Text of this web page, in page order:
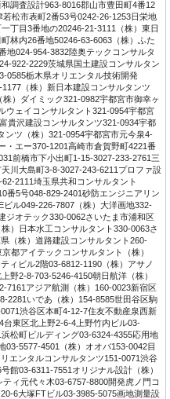
調査設計963-8016郡山市豊田町4番12
松市表町2番53号0242-26-1253日栄地
丁目3番地の20246-21-3111（株）東日
林内26番地50246-63-6063（株）ふた
地024-954-3832陸奥テックコンサルタ
922-2229茨城県国土建設コンサルタン
0585栃木県オリエンタル技術開発
（株）新日本建設コンサルタンツ
）ダイミック321-0982宇都宮市御幸ヶ
ウェイコンサルタント321-0954宇都宮
貴沢建設コンサルタンツ321-0934宇都
ンツ（株）321-0954宇都宮市元今泉4-
・エー370-1201高崎市倉賀野町4221番
前橋市下小出町1-15-3027-233-2761三
川大島町3-8-3027-243-6211プロファ設
2111埼玉県共和コンサルタント
番5号048-829-2401砂防エンジニアリン
ル049-226-7807（株）大洋画地332-
ジオテック330-0062さいたま市浦和区
）日本水工コンサルタント330-0063さ
（株）道路建設コンサルタント260-
都アイテックコンサルタント（株）
ィビル2階03-6812-1190（株）アサノ
野2-8-703-5246-4150朝日航洋（株）
7161アジア航測（株）160-0023新宿区
2281いであ（株）154-8585世田谷区駒
渋谷区本町4-12-7住友不動産泉西新
台東区北上野2-6-4上野竹内ビル03-
松町ビルディング03-6324-4355応用地
03-5577-4501（株）オオバ153-0042目
エンタルコンサルタンツ151-0071渋谷
館03-6311-7551オリジナル設計（株）
ィ元代々木03-6757-8800開発虎ノ門コ
6大塚FTビル03-3985-5075画地測量設